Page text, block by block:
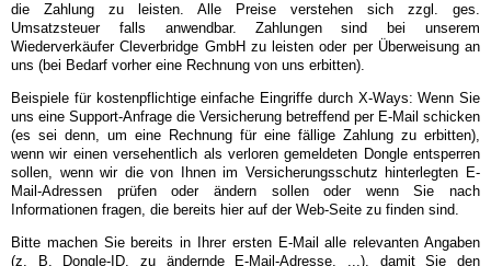
die Zahlung zu leisten. Alle Preise verstehen sich zzgl. ges.
Umsatzsteuer falls anwendbar. Zahlungen sind bei unserem
Wiederverkäufer Cleverbridge GmbH zu leisten oder per Überweisung an
uns (bei Bedarf vorher eine Rechnung von uns erbitten).
Beispiele für kostenpflichtige einfache Eingriffe durch X-Ways: Wenn Sie
uns eine Support-Anfrage die Versicherung betreffend per E-Mail schicken
(es sei denn, um eine Rechnung für eine fällige Zahlung zu erbitten),
wenn wir einen versehentlich als verloren gemeldeten Dongle entsperren
sollen, wenn wir die von Ihnen im Versicherungsschutz hinterlegten E-
Mail-Adressen prüfen oder ändern sollen oder wenn Sie nach
Informationen fragen, die bereits hier auf der Web-Seite zu finden sind.
Bitte machen Sie bereits in Ihrer ersten E-Mail alle relevanten Angaben
(z. B. Dongle-ID, zu ändernde E-Mail-Adresse, ...), damit Sie den